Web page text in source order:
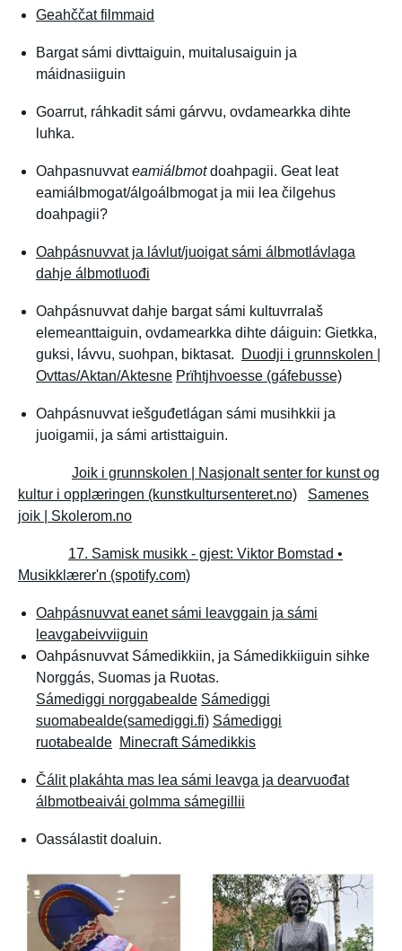
Geahččat filmmaid
Bargat sámi divttaiguin, muitalusaiguin ja
máidnasiiguin
Goarrut, ráhkadit sámi gárvvu, ovdamearkka dihte
luhka.
Oahpasnuvvateamiálbmotdoahpagii. Geat leat
eamiálbmogat/álgoálbmogat ja mii lea čilgehus
doahpagii?
Oahpásnuvvat ja lávlut/juoigat sámi álbmotlávlaga
dahje álbmotluođi
Oahpásnuvvat dahje bargat sámi kultuvrralaš
elemeanttaiguin, ovdamearkka dihte dáiguin: Gietkka,
guksi, lávvu, suohpan, biktasat.
Duodji i grunnskolen |
Ovttas/Aktan/Aktesne Prïhtjhvoesse (gáfebusse)
Oahpásnuvvat iešguđetlágan sámi musihkkii ja
juoigamii, ja sámi artisttaiguin.
Joik i grunnskolen | Nasjonalt senter for kunst og
kultur i opplæringen (kunstkultursenteret.no)
Samenes
joik | Skolerom.no
17. Samisk musikk - gjest: Viktor Bomstad •
Musikklærer'n (spotify.com)
Oahpásnuvvat eanet sámi leavggain ja sámi
leavgabeivviiguin
Oahpásnuvvat Sámedikkiin, ja Sámedikkiiguin sihke
Norggás, Suomas ja Ruoŧas.
Sámediggi norggabealde Sámediggi
suomabealde(samediggi.fi) Sámediggi
ruoŧabealde Minecraft Sámedikkis
Čálit plakáhta mas lea sámi leavga ja dearvuođat
álbmotbeaivái golmma sámegillii
Oassálastit doaluin.